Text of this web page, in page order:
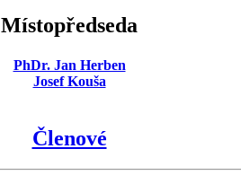
Místopředseda
PhDr. Jan Herben
Josef Kouša
Členové